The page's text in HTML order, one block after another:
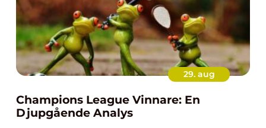
29. aug
Champions League Vinnare: En
Djupgående Analys